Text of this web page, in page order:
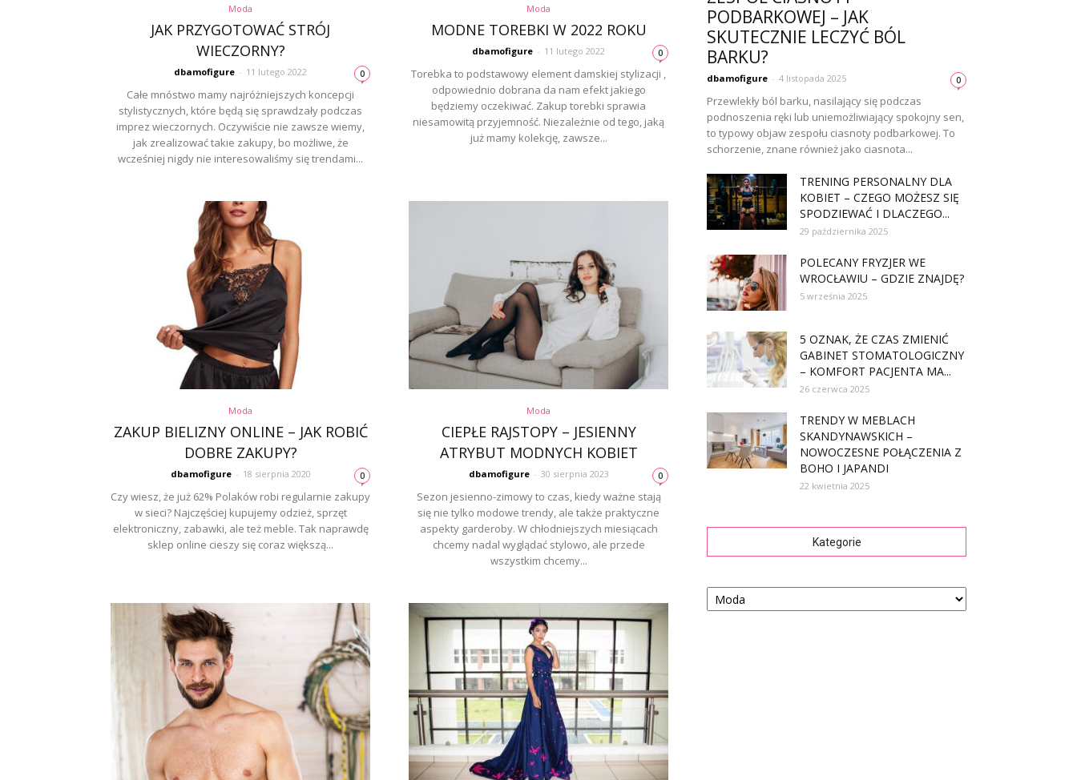
Moda
JAK PRZYGOTOWAĆ STRÓJ
WIECZORNY?
dbamofigure - 11 lutego 2022 0
Całe mnóstwo mamy najróżniejszych koncepcji
stylistycznych, które będą się sprawdzały podczas
imprez wieczornych. Oczywiście nie zawsze wiemy,
jak zrealizować takie zakupy, bo możliwe, że
wcześniej nigdy nie interesowaliśmy się trendami...
Moda
MODNE TOREBKI W 2022 ROKU
dbamofigure - 11 lutego 2022 0
Torebka to podstawowy element damskiej stylizacji ,
odpowiednio dobrana da nam efekt jakiego
będziemy oczekiwać. Zakup torebki sprawia
niesamowitą przyjemność. Niezależnie od tego, jaką
już mamy kolekcję, zawsze...
Moda
ZAKUP BIELIZNY ONLINE – JAK ROBIĆ
DOBRE ZAKUPY?
dbamofigure - 18 sierpnia 2020 0
Czy wiesz, że już 62% Polaków robi regularnie zakupy
w sieci? Najczęściej kupujemy odzież, sprzęt
elektroniczny, zabawki, ale też meble. Tak naprawdę
sklep online cieszy się coraz większą...
Moda
CIEPŁE RAJSTOPY – JESIENNY
ATRYBUT MODNYCH KOBIET
dbamofigure - 30 sierpnia 2023 0
Sezon jesienno-zimowy to czas, kiedy ważne stają
się nie tylko modowe trendy, ale także praktyczne
aspekty garderoby. W chłodniejszych miesiącach
chcemy nadal wyglądać stylowo, ale przede
wszystkim chcemy...
PODBARKOWEJ – JAK
SKUTECZNIE LECZYĆ BÓL
BARKU?
dbamofigure - 4 listopada 2025 0
Przewlekły ból barku, nasilający się podczas
podnoszenia ręki lub uniemożliwiający spokojny sen,
to typowy objaw zespołu ciasnoty podbarkowej. To
schorzenie, znane również jako ciasnota...
TRENING PERSONALNY DLA
KOBIET – CZEGO MOŻESZ SIĘ
SPODZIEWAĆ I DLACZEGO...
29 października 2025
POLECANY FRYZJER WE
WROCŁAWIU – GDZIE ZNAJDĘ?
5 września 2025
5 OZNAK, ŻE CZAS ZMIENIĆ
GABINET STOMATOLOGICZNY
– KOMFORT PACJENTA MA...
26 czerwca 2025
TRENDY W MEBLACH
SKANDYNAWSKICH –
NOWOCZESNE POŁĄCZENIA Z
BOHO I JAPANDI
22 kwietnia 2025
Kategorie
Kategorie